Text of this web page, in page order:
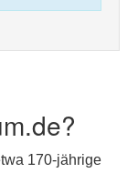
170-jährige